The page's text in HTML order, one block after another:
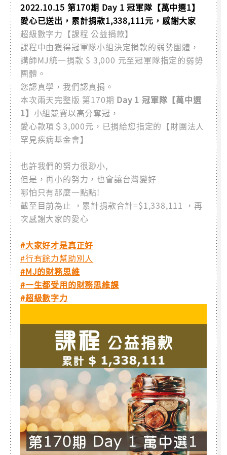
2022.10.15 第170期 Day 1 冠軍隊【萬中選1】
愛心已送出，累計捐款1,338,111元，感謝大家
超級數字力【課程 公益捐款】
課程中由獲得冠軍隊小組決定捐款的弱勢團體，
講師MJ統一捐款 $ 3,000 元至冠軍隊指定的弱勢
團體。
您認真學，我們認真捐。
本次兩天完整版 第170期 Day 1 冠軍隊【萬中選
1】 小組競賽以高分奪冠，
愛心款項＄3,000元，已捐給您指定的【財團法人
罕見疾病基金會】
也許我們的努力很渺小,
但是，再小的努力，也會讓台灣變好
哪怕只有那麼一點點!
截至目前為止 ，累計捐款合計=$1,338,111 ，再
次感謝大家的愛心
#大家好才是真正好
#行有餘力幫助別人
#MJ的財務思維
#一生都受用的財務思維課
#超級數字力